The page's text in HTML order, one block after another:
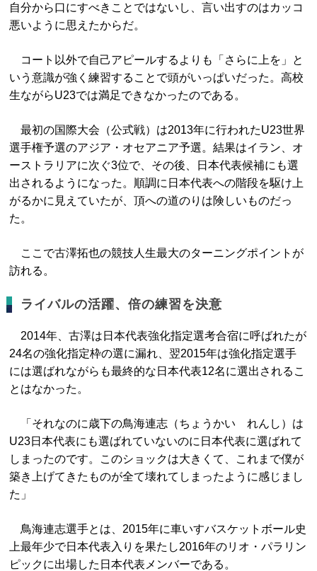
自分から口にすべきことではないし、言い出すのはカッコ
悪いように思えたからだ。
コート以外で自己アピールするよりも「さらに上を」と
いう意識が強く練習することで頭がいっぱいだった。高校
生ながらU23では満足できなかったのである。
最初の国際大会（公式戦）は2013年に行われたU23世界
選手権予選のアジア・オセアニア予選。結果はイラン、オ
ーストラリアに次ぐ3位で、その後、日本代表候補にも選
出されるようになった。順調に日本代表への階段を駆け上
がるかに見えていたが、頂への道のりは険しいものだっ
た。
ここで古澤拓也の競技人生最大のターニングポイントが
訪れる。
ライバルの活躍、倍の練習を決意
2014年、古澤は日本代表強化指定選考合宿に呼ばれたが
24名の強化指定枠の選に漏れ、翌2015年は強化指定選手
には選ばれながらも最終的な日本代表12名に選出されるこ
とはなかった。
「それなのに歳下の鳥海連志（ちょうかい れんし）は
U23日本代表にも選ばれていないのに日本代表に選ばれて
しまったのです。このショックは大きくて、これまで僕が
築き上げてきたものが全て壊れてしまったように感じまし
た」
鳥海連志選手とは、2015年に車いすバスケットボール史
上最年少で日本代表入りを果たし2016年のリオ・パラリン
ピックに出場した日本代表メンバーである。